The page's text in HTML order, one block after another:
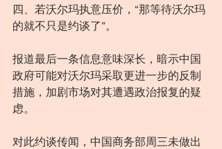
四、若沃尔玛执意压价，“那等待沃尔玛
的就不只是约谈了”。
报道最后一条信息意味深长，暗示中国
政府可能对沃尔玛采取更进一步的反制
措施，加剧市场对其遭遇政治报复的疑
虑。
对此约谈传闻，中国商务部周三未做出